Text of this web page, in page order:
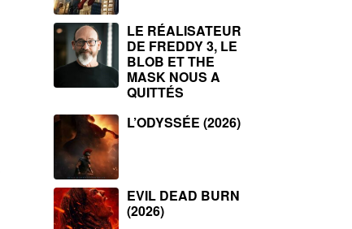
LE RÉALISATEUR
DE FREDDY 3, LE
BLOB ET THE
MASK NOUS A
QUITTÉS
L’ODYSSÉE (2026)
EVIL DEAD BURN
(2026)